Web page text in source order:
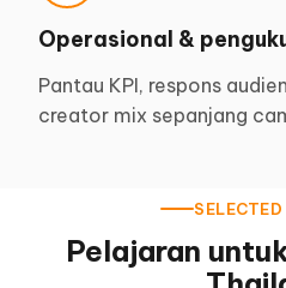
Operasional &
Pantau KPI, respons
creator mix sepanjang
Pelajaran